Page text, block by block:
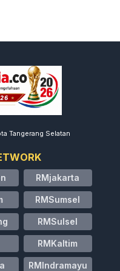
Tangerang Selatan
RMjakarta
RMSumsel
RMSulsel
RMKaltim
RMIndramayu